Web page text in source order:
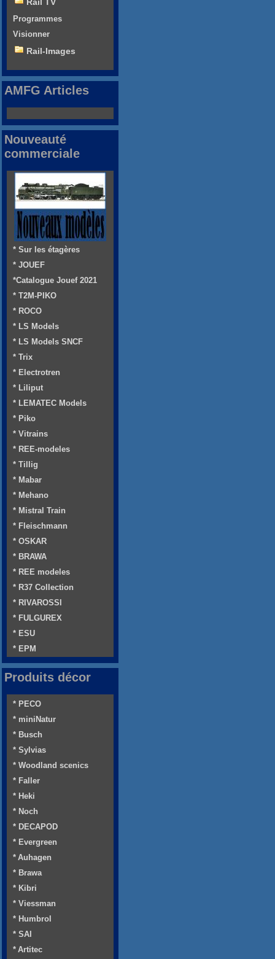
Rail TV
Programmes
Visionner
Rail-Images
AMFG Articles
Nouveauté
commerciale
* Sur les étagères
* JOUEF
*Catalogue Jouef 2021
* T2M-PIKO
* ROCO
* LS Models
* LS Models SNCF
* Trix
* Electrotren
* Liliput
* LEMATEC Models
* Piko
* Vitrains
* REE-modeles
* Tillig
* Mabar
* Mehano
* Mistral Train
* Fleischmann
* OSKAR
* BRAWA
* REE modeles
* R37 Collection
* RIVAROSSI
* FULGUREX
* ESU
* EPM
Produits décor
* PECO
* miniNatur
* Busch
* Sylvias
* Woodland scenics
* Faller
* Heki
* Noch
* DECAPOD
* Evergreen
* Auhagen
* Brawa
* Kibri
* Viessman
* Humbrol
* SAI
* Artitec